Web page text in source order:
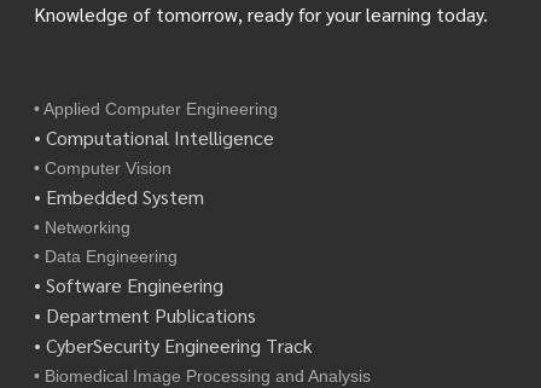
Knowledge of tomorrow, ready for your learning today.
• Applied Computer Engineering
• Computational Intelligence
• Computer Vision
• Embedded System
• Networking
• Data Engineering
• Software Engineering
• Department Publications
• CyberSecurity Engineering Track
• Biomedical Image Processing and Analysis